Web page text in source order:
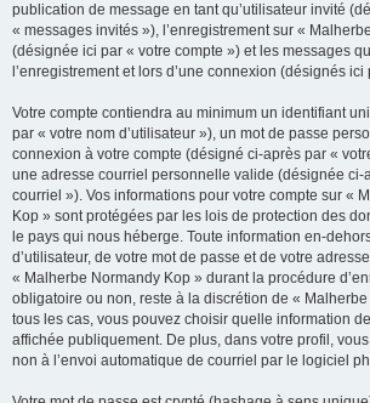
publication de message en tant qu’utilisateur invité
« messages invités »), l’enregistrement sur «
(désignée ici par « votre compte ») et les messages
l’enregistrement et lors d’une connexion (désignés
Votre compte contiendra au minimum un identifiant
par « votre nom d’utilisateur »), un mot de passe
connexion à votre compte (désigné ci-après par «
une adresse courriel personnelle valide (désignée ci-
courriel »). Vos informations pour votre compte sur «
Kop » sont protégées par les lois de protection des
le pays qui nous héberge. Toute information en-
d’utilisateur, de votre mot de passe et de votre
« Malherbe Normandy Kop » durant la procédure
obligatoire ou non, reste à la discrétion de «
tous les cas, vous pouvez choisir quelle information
affichée publiquement. De plus, dans votre profil,
non à l’envoi automatique de courriel par le logiciel